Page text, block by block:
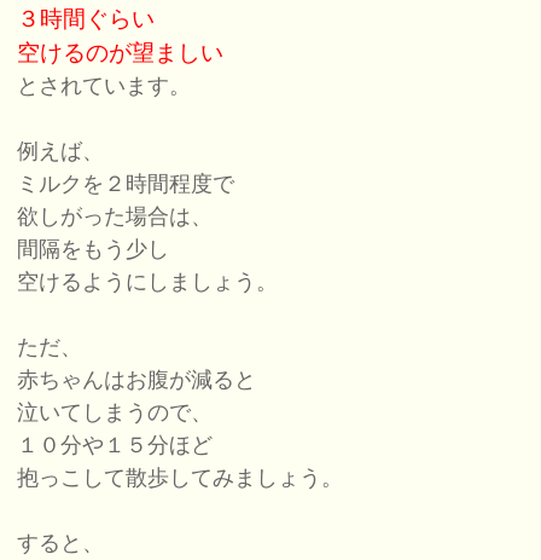
３時間ぐらい
空けるのが望ましい
とされています。
例えば、
ミルクを２時間程度で
欲しがった場合は、
間隔をもう少し
空けるようにしましょう。
ただ、
赤ちゃんはお腹が減ると
泣いてしまうので、
１０分や１５分ほど
抱っこして散歩してみましょう。
すると、